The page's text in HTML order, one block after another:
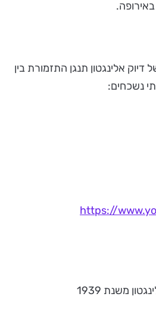
דיוק אלינגטון תנגן התזמורת בין
נשכחים:
https://
משנת 1939